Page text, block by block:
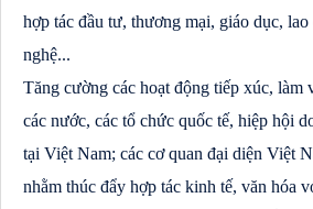
hợp tác đầu tư, thương mại, giáo dục,
nghệ...
Tăng cường các hoạt động tiếp xúc, làm
các nước, các tổ chức quốc tế, hiệp hội
tại Việt Nam; các cơ quan đại diện Việt
nhằm thúc đẩy hợp tác kinh tế, văn hóa